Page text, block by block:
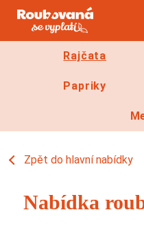
Rajčata
Papriky
Zpět do hlavní nabídky
Nabídka